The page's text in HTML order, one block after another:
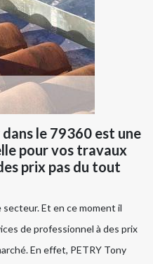
le 79360 est une
pour vos travaux
prix pas du tout
secteur. Et en ce moment il
de professionnel à des prix
En effet, PETRY Tony